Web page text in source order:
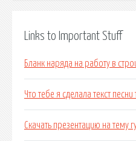
Links to Important Stuff
Бланк наряда на работу в
Что тебе я сделала текст песни
Скачать презентацию на тему